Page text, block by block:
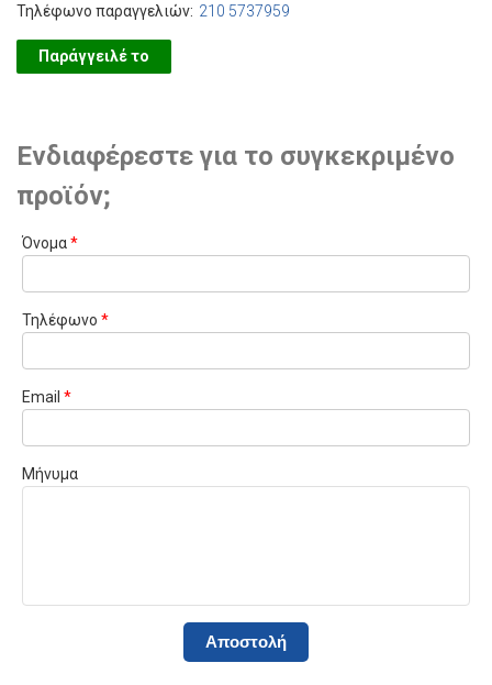
Τηλέφωνο παραγγελιών: 210 5737959
Παράγγειλέ το
Ενδιαφέρεστε για το συγκεκριμένο
προϊόν;
Όνομα*
Τηλέφωνο *
Email *
Μήνυμα